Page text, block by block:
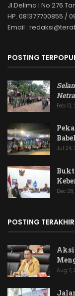
Jl.Delima I
HP. 081377700855 /
Email :
POSTING
Feb
Jul 24,
Dec
POSTING TERAKHIR
Aksi
Aug 7,